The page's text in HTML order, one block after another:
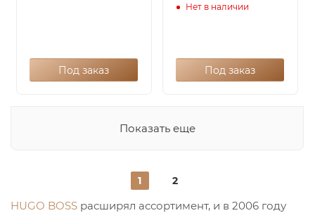
Под заказ
Нет в наличии
Под заказ
Показать еще
1 2
HUGO BOSS расширял ассортимент, и в 2006 году